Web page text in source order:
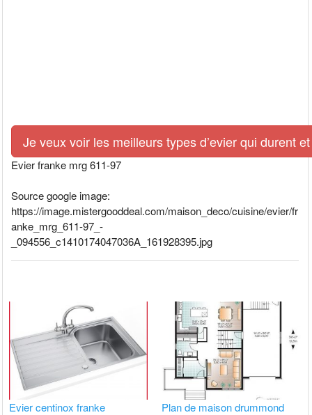
Je veux voir les meilleurs types d’evier qui durent
Evier franke mrg 611-97
Source google image:
https://image.mistergooddeal.com/maison_deco/cuisine/evier/fr
anke_mrg_611-97_-
_094556_c1410174047036A_161928395.jpg
Evier centinox franke Plan de maison drummond